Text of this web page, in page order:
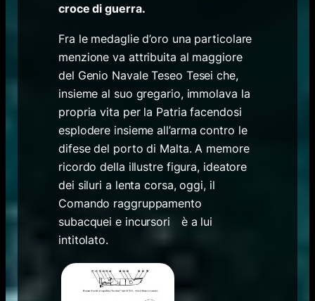
croce di guerra.
Fra le medaglie d’oro una particolare
menzione va attribuita al maggiore
del Genio Navale Teseo Tesei che,
insieme al suo gregario, immolava la
propria vita per la Patria facendosi
esplodere insieme all’arma contro le
difese del porto di Malta. A memore
ricordo della illustre figura, ideatore
dei siluri a lenta corsa, oggi, il
Comando raggruppamento
subacquei e incursori è a lui
intitolato.